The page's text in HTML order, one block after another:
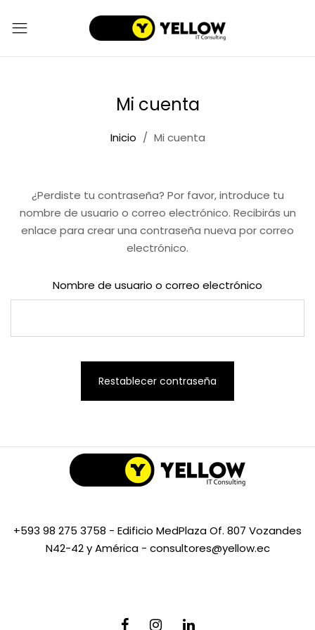
Mi cuenta
Inicio Mi cuenta
¿Perdiste tu contraseña? Por favor, introduce tu
nombre de usuario o correo electrónico. Recibirás un
enlace para crear una contraseña nueva por correo
electrónico.
Nombre de usuario o correo electrónico
Restablecer contraseña
+593 98 275 3758 - Edificio MedPlaza Of. 807 Vozandes
N42-42 y América- consultores@yellow.ec